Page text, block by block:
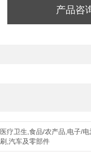
产品咨
医疗卫生,食品/农产品,电子/
刷,汽车及零部件